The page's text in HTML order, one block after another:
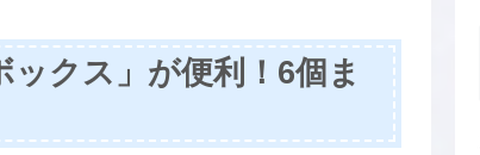
ックス」が便利！6個ま